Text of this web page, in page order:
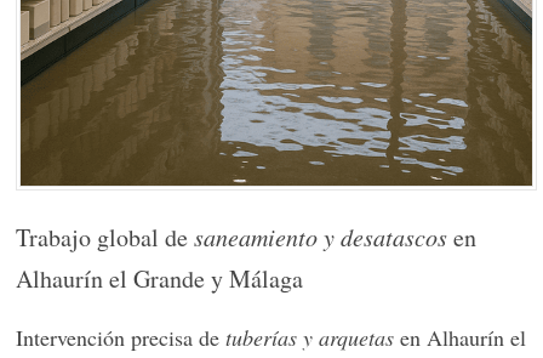
Trabajo global desaneamiento y desatascosen
Alhaurín el Grande y Málaga
Intervención precisa de tuberías y arquetasen Alhaurín el